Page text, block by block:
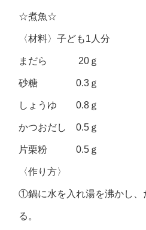
☆煮魚☆
〈材料〉子ども1人分
まだら 20ｇ
砂糖 0.3ｇ
しょうゆ 0.8ｇ
かつおだし 0.5ｇ
片栗粉 0.5ｇ
〈作り方〉
①鍋に水を入れ湯を沸かし、
る。